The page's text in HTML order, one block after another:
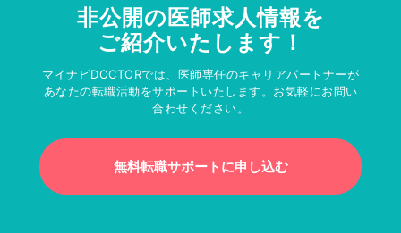
非公開の医師求人情報を
ご紹介いたします！
マイナビDOCTORでは、医師専任のキャリアパートナーが
あなたの転職活動をサポートいたします。お気軽にお問い
合わせください。
無料転職サポートに申し込む